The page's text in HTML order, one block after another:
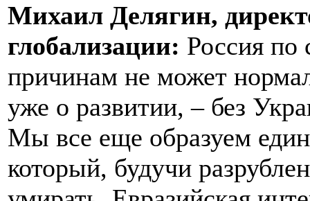
Михаил Делягин,
глобализации: Россия по
причинам не может
уже о развитии, – без
Мы все еще образуем
который, будучи